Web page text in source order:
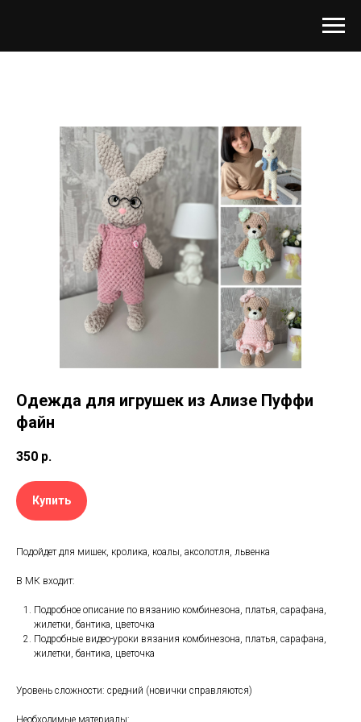
Одежда для игрушек из Ализе Пуффи
файн
350 р.
Купить
Подойдет для мишек, кролика, коалы, аксолотля, львенка
В МК входит:⠀
Подробное описание по вязанию комбинезона, платья, сарафана,
жилетки, бантика, цветочка
Подробные видео-уроки вязания комбинезона, платья, сарафана,
жилетки, бантика, цветочка
Уровень сложности: средний (новички справляются)⠀